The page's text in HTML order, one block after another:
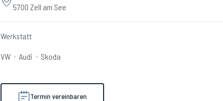
5700 Zell am See
Werkstatt
VW Audi Skoda
Termin vereinbaren